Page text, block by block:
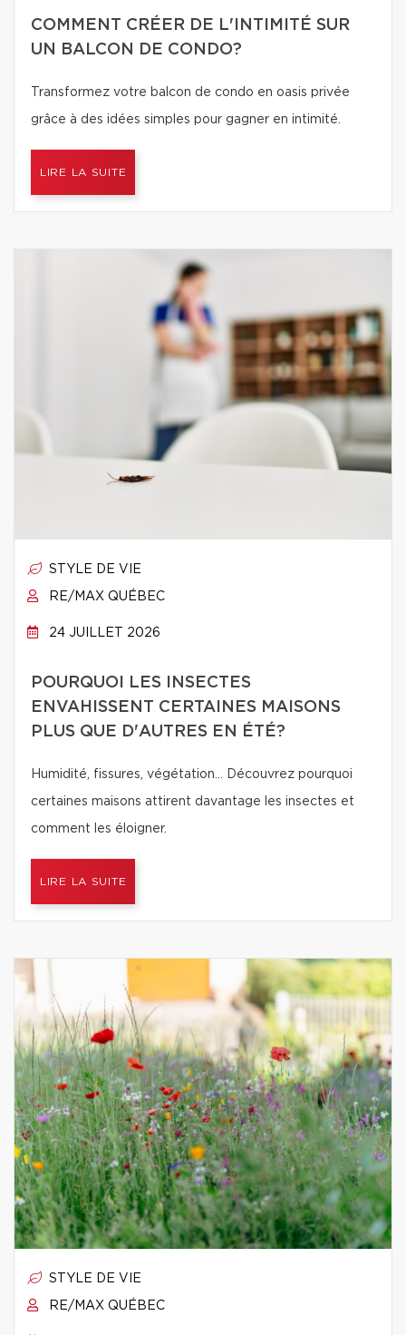
COMMENT CRÉER DE L'INTIMITÉ SUR
UN BALCON DE CONDO?
Transformez votre balcon de condo en oasis privée
grâce à des idées simples pour gagner en intimité.
LIRE LA SUITE
STYLE DE VIE
RE/MAX QUÉBEC
24 JUILLET 2026
POURQUOI LES INSECTES
ENVAHISSENT CERTAINES MAISONS
PLUS QUE D'AUTRES EN ÉTÉ?
Humidité, fissures, végétation… Découvrez pourquoi
certaines maisons attirent davantage les insectes et
comment les éloigner.
LIRE LA SUITE
STYLE DE VIE
RE/MAX QUÉBEC